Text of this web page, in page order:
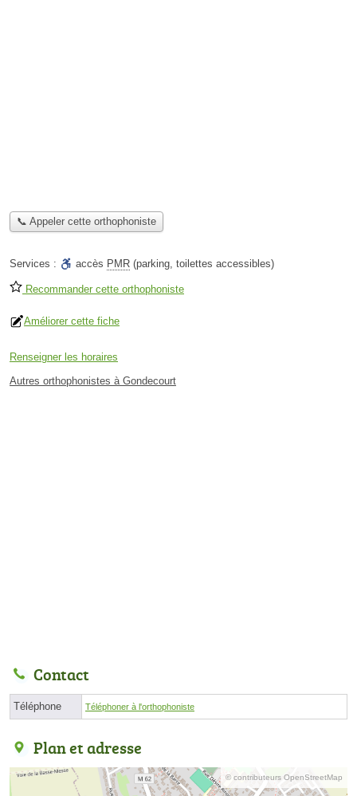
📞 Appeler cette orthophoniste
Services : accès PMR (parking, toilettes accessibles)
Recommander cette orthophoniste
Améliorer cette fiche
Renseigner les horaires
Autres orthophonistes à Gondecourt
Contact
Téléphone Téléphoner à l'orthophoniste
Plan et adresse
© contributeurs OpenStreetMap